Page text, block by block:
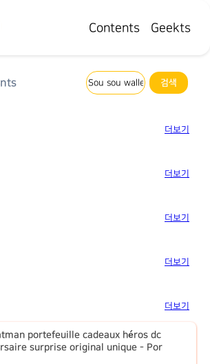
Contents Geekts
더보기
더보기
더보기
더보기
더보기
portefeuille cadeaux héros dc
surprise original unique - Por